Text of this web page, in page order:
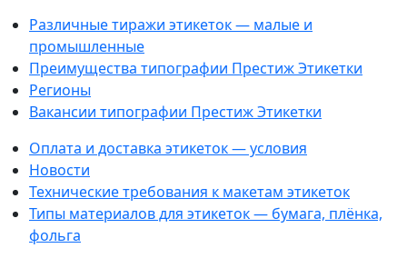
Различные тиражи этикеток — малые и
промышленные
Преимущества типографии Престиж Этикетки
Регионы
Вакансии типографии Престиж Этикетки
Оплата и доставка этикеток — условия
Новости
Технические требования к макетам этикеток
Типы материалов для этикеток — бумага, плёнка,
фольга